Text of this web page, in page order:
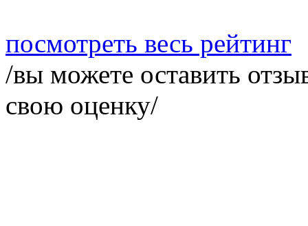
посмотреть весь рейтинг
/вы можете оставить
свою оценку/